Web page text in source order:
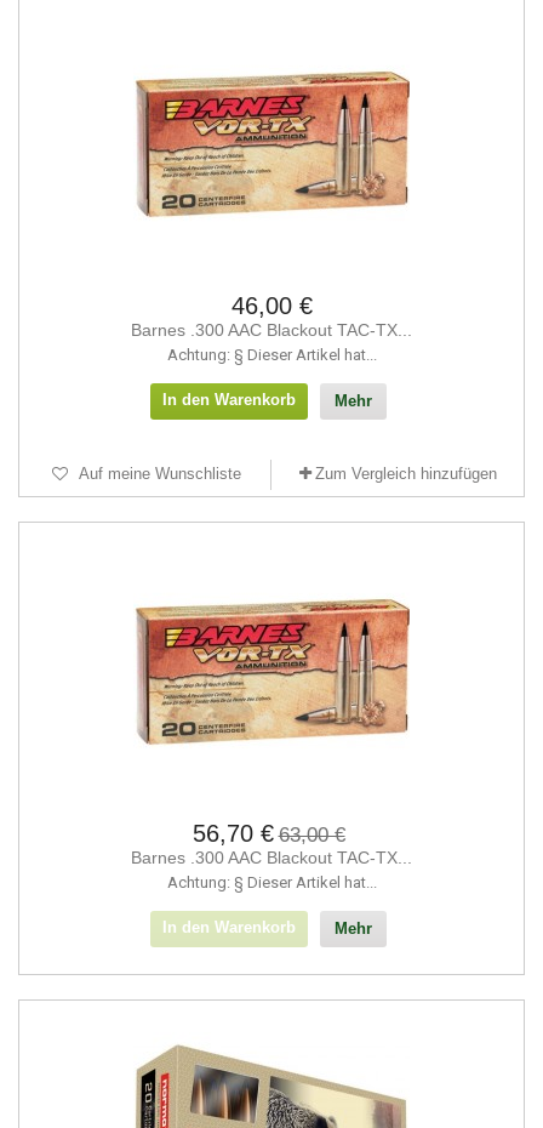
46,00 €
Barnes .300 AAC Blackout TAC-TX...
Achtung: § Dieser Artikel hat...
In den Warenkorb Mehr
Auf meine Wunschliste Zum Vergleich hinzufügen
56,70 € 63,00 €
Barnes .300 AAC Blackout TAC-TX...
Achtung: § Dieser Artikel hat...
In den Warenkorb Mehr